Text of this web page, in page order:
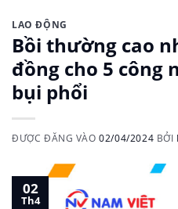
LAO ĐỘNG
Bồi thường cao
đồng cho 5 công
bụi phổi
ĐƯỢC ĐĂNG VÀO02/04/2024 BỞI
02
Th4